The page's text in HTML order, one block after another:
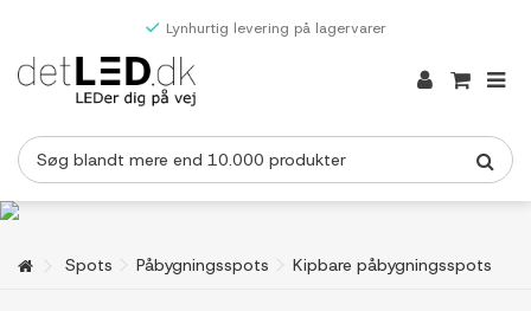
Lynhurtig levering på lagervarer
Spots Påbygningsspots Kipbare påbygningsspots